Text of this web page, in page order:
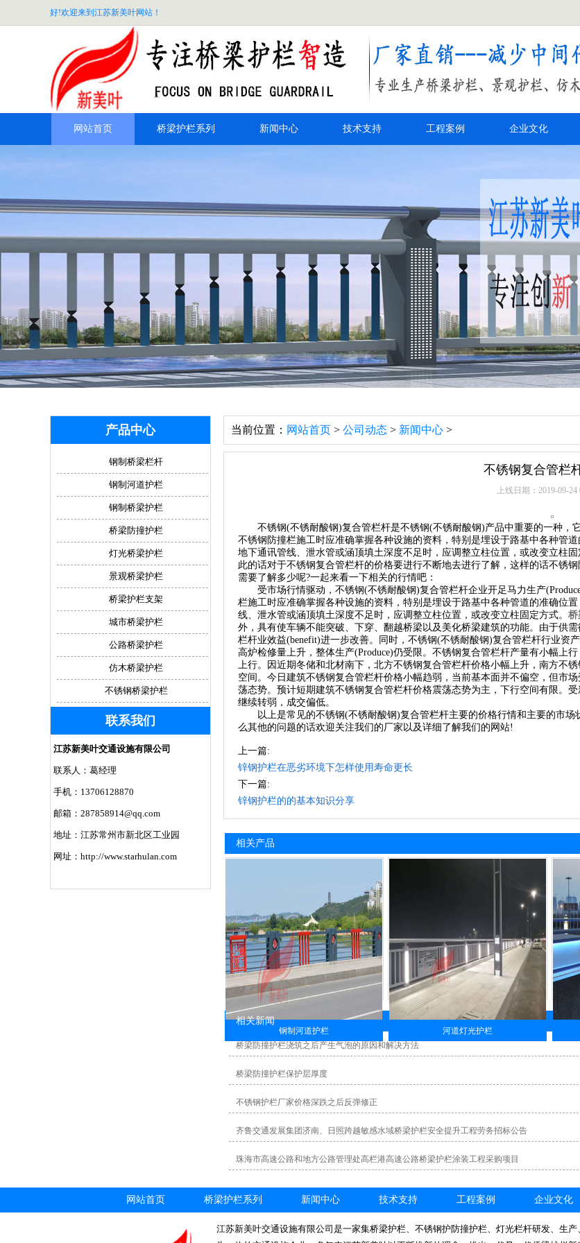
好!欢迎来到江苏新美叶网站！
网站首页 桥梁护栏系列 新闻中心 技术支持 工程案例 企业文化
当前位置： 网站首页 > 公司动态 > 新闻中心 >
不锈钢复合管栏
上线日期：2019-09-24
不锈钢(不锈耐酸钢)复合管栏杆是不锈钢(不锈耐酸钢)产品中重要的一种，
不锈钢防撞栏施工时应准确掌握各种设施的资料，特别是埋设于路基中各种管
地下通讯管线、泄水管或涵顶填土深度不足时，应调整立柱位置，或改变立柱
此的话对于不锈钢复合管栏杆的价格要进行不断地去进行了解，这样的话不锈
需要了解多少呢?一起来看一下相关的行情吧：
受市场行情驱动，不锈钢(不锈耐酸钢)复合管栏杆企业开足马力生产
栏施工时应准确掌握各种设施的资料，特别是埋设于路基中各种管道的准确位
线、泄水管或涵顶填土深度不足时，应调整立柱位置，或改变立柱固定方式。 桥
外，具有使车辆不能突破、下穿、翻越桥梁以及美化桥梁建筑的功能。由于供
栏杆业效益(benefit)进一步改善。同时，不锈钢(不锈耐酸钢)复合管栏杆行业资
高炉检修量上升，整体生产(Produce)仍受限。不锈钢复合管栏杆产量有小幅上
上行。因近期冬储和北材南下，北方不锈钢复合管栏杆价格小幅上升，南方不
空间。今日建筑不锈钢复合管栏杆价格小幅趋弱，当前基本面并不偏空，但市
荡态势。预计短期建筑不锈钢复合管栏杆价格震荡态势为主，下行空间有限。
继续转弱，成交偏低。
以上是常见的不锈钢(不锈耐酸钢)复合管栏杆主要的价格行情和主要的市场
么其他的问题的话欢迎关注我们的厂家以及详细了解我们的网站!
上一篇:
锌钢护栏在恶劣环境下怎样使用寿命更长
下一篇:
锌钢护栏的的基本知识分享
相关产品
钢制河道护栏 河道灯光护栏
相关新闻
桥梁防撞护栏浇筑之后产生气泡的原因和解决方法
桥梁防撞护栏保护层厚度
不锈钢护栏厂家价格深跌之后反弹修正
齐鲁交通发展集团济南、日照跨越敏感水域桥梁护栏安全提升工程劳务招标公告
珠海市高速公路和地方公路管理处高栏港高速公路桥梁护栏涂装工程采购项目
产品中心
钢制桥梁栏杆
钢制河道护栏
钢制桥梁护栏
桥梁防撞护栏
灯光桥梁护栏
景观桥梁护栏
桥梁护栏支架
城市桥梁护栏
公路桥梁护栏
仿木桥梁护栏
不锈钢桥梁护栏
联系我们
江苏新美叶交通设施有限公司
联系人：葛经理
手机：13706128870
邮箱：287858914@qq.com
地址：江苏常州市新北区工业园
网址：http://www.starhulan.com
网站首页 桥梁护栏系列 新闻中心 技术支持 工程案例 企业文化
江苏新美叶交通设施有限公司是一家集桥梁护栏、不锈钢护防撞护栏、灯光栏杆研发、生产